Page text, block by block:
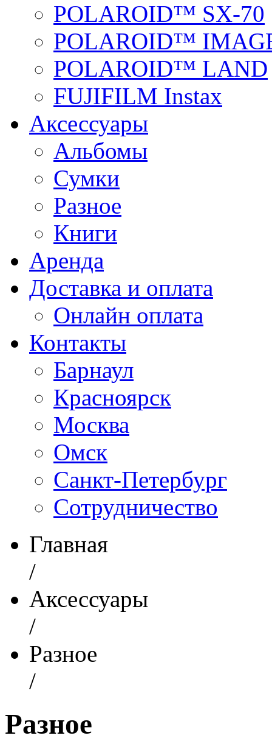
POLAROID™ SX-70
POLAROID™
POLAROID™ LAND
FUJIFILM Instax
Аксессуары
Альбомы
Сумки
Разное
Книги
Аренда
Доставка и оплата
Онлайн оплата
Контакты
Барнаул
Красноярск
Москва
Омск
Санкт-Петербург
Сотрудничество
Главная
/
Аксессуары
/
Разное
/
Разное